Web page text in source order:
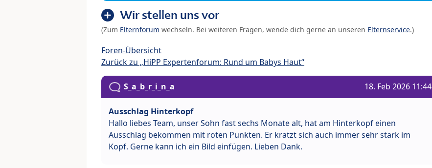
Wir stellen uns vor
(Zum Elternforum wechseln. Bei weiteren Fragen, wende dich gerne an unseren Elternservice.)
Foren-Übersicht
Zurück zu „HiPP Expertenforum: Rund um Babys Haut“
S_a_b_r_i_n_a 18. Feb 2026 11:44
Ausschlag Hinterkopf
Hallo liebes Team, unser Sohn fast sechs Monate alt, hat am Hinterkopf einen
Ausschlag bekommen mit roten Punkten. Er kratzt sich auch immer sehr stark im
Kopf. Gerne kann ich ein Bild einfügen. Lieben Dank.